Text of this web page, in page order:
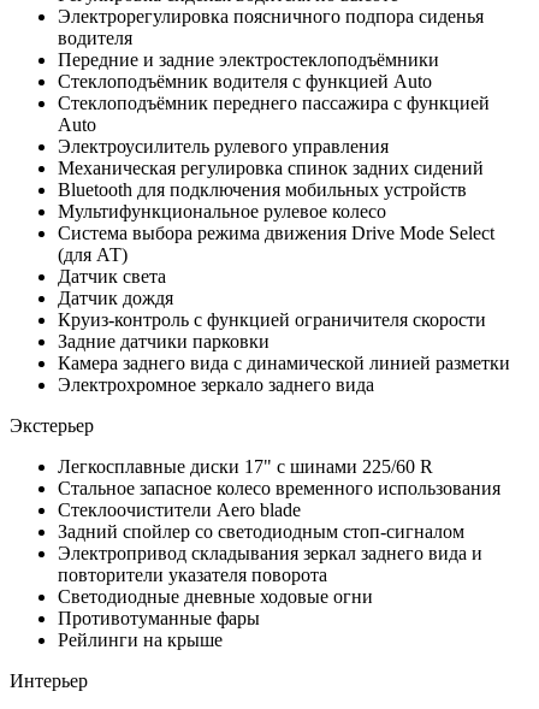
Электрорегулировка поясничного подпора сиденья
водителя
Передние и задние электростеклоподъёмники
Стеклоподъёмник водителя c функцией Auto
Стеклоподъёмник переднего пассажира c функцией
Auto
Электроусилитель рулевого управления
Механическая регулировка спинок задних сидений
Bluetooth для подключения мобильных устройств
Мультифункциональное рулевое колесо
Система выбора режима движения Drive Mode Select
(для АТ)
Датчик света
Датчик дождя
Круиз-контроль с функцией ограничителя скорости
Задние датчики парковки
Камера заднего вида с динамической линией разметки
Электрохромное зеркало заднего вида
Экстерьер
Легкосплавные диски 17" с шинами 225/60 R
Стальное запасное колесо временного использования
Стеклоочистители Aero blade
Задний спойлер со светодиодным стоп-сигналом
Электропривод складывания зеркал заднего вида и
повторители указателя поворота
Светодиодные дневные ходовые огни
Противотуманные фары
Рейлинги на крыше
Интерьер